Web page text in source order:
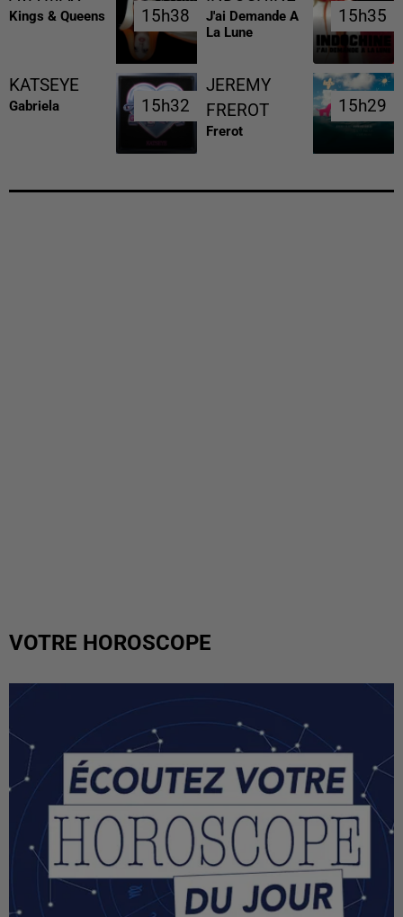
Kings & Queens 15h38
15h38
J'ai Demande A
La Lune
15h35
15h35
KATSEYE
Gabriela 15h32
15h32
JEREMY
FREROT
Frerot
15h29
15h29
VOTRE HOROSCOPE